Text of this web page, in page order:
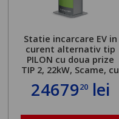
Statie incarcare EV in
curent alternativ tip
PILON cu doua prize
TIP 2, 22kW, Scame, cu
2467920lei